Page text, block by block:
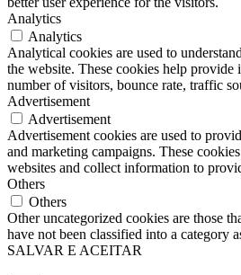
Analytics
Analytics
Analytical cookies are used to
the website. These cookies help provide
number of visitors, bounce rate, traffic
Advertisement
Advertisement
Advertisement cookies are used to
and marketing campaigns. These
websites and collect information to
Others
Others
Other uncategorized cookies are those
have not been classified into a category
SALVAR E ACEITAR